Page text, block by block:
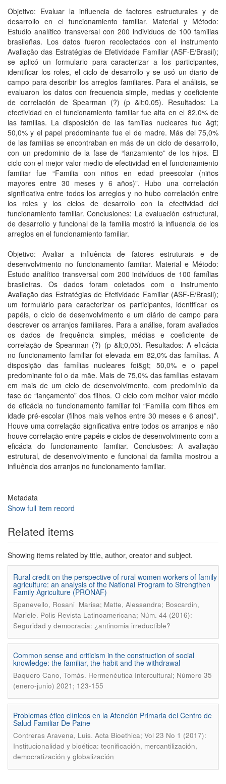
Objetivo: Evaluar la influencia de factores estructurales y de
desarrollo en el funcionamiento familiar. Material y Método:
Estudio analítico transversal con 200 individuos de 100 familias
brasileñas. Los datos fueron recolectados con el instrumento
Avaliação das Estratégias de Efetividade Familiar (ASF-E/Brasil);
se aplicó un formulario para caracterizar a los participantes,
identificar los roles, el ciclo de desarrollo y se usó un diario de
campo para describir los arreglos familiares. Para el análisis, se
evaluaron los datos con frecuencia simple, medias y coeficiente
de correlación de Spearman (?) (p &lt;0,05). Resultados: La
efectividad en el funcionamiento familiar fue alta en el 82,0% de
las familias. La disposición de las familias nucleares fue &gt;
50,0% y el papel predominante fue el de madre. Más del 75,0%
de las familias se encontraban en más de un ciclo de desarrollo,
con un predominio de la fase de “lanzamiento” de los hijos. El
ciclo con el mejor valor medio de efectividad en el funcionamiento
familiar fue “Familia con niños en edad preescolar (niños
mayores entre 30 meses y 6 años)”. Hubo una correlación
significativa entre todos los arreglos y no hubo correlación entre
los roles y los ciclos de desarrollo con la efectividad del
funcionamiento familiar. Conclusiones: La evaluación estructural,
de desarrollo y funcional de la familia mostró la influencia de los
arreglos en el funcionamiento familiar.
Objetivo: Avaliar a influência de fatores estruturais e de
desenvolvimento no funcionamento familiar. Material e Método:
Estudo analítico transversal com 200 indivíduos de 100 famílias
brasileiras. Os dados foram coletados com o instrumento
Avaliação das Estratégias de Efetividade Familiar (ASF-E/Brasil);
um formulário para caracterizar os participantes, identificar os
papéis, o ciclo de desenvolvimento e um diário de campo para
descrever os arranjos familiares. Para a análise, foram avaliados
os dados de frequência simples, médias e coeficiente de
correlação de Spearman (?) (p &lt;0,05). Resultados: A eficácia
no funcionamento familiar foi elevada em 82,0% das famílias. A
disposição das famílias nucleares foi&gt; 50,0% e o papel
predominante foi o da mãe. Mais de 75,0% das famílias estavam
em mais de um ciclo de desenvolvimento, com predomínio da
fase de “lançamento” dos filhos. O ciclo com melhor valor médio
de eficácia no funcionamento familiar foi “Família com filhos em
idade pré-escolar (filhos mais velhos entre 30 meses e 6 anos)”.
Houve uma correlação significativa entre todos os arranjos e não
houve correlação entre papéis e ciclos de desenvolvimento com a
eficácia do funcionamento familiar. Conclusões: A avaliação
estrutural, de desenvolvimento e funcional da família mostrou a
influência dos arranjos no funcionamento familiar.
Metadata
Show full item record
Related items
Showing items related by title, author, creator and subject.
Rural credit on the perspective of rural women workers of family
agriculture: an analysis of the National Program to Strengthen
Family Agriculture (PRONAF)
Spanevello, Rosani Marisa; Matte, Alessandra; Boscardin,
Mariele. Polis Revista Latinoamericana; Núm. 44 (2016):
Seguridad y democracia: ¿antinomia irreductible?
Common sense and criticism in the construction of social
knowledge: the familiar, the habit and the withdrawal
Baquero Cano, Tomás. Hermenéutica Intercultural; Número 35
(enero-junio) 2021; 123-155
Problemas ético clínicos en la Atención Primaria del Centro de
Salud Familiar De Paine
Contreras Aravena, Luis. Acta Bioethica; Vol 23 No 1 (2017):
Institucionalidad y bioética: tecnificación, mercantilización,
democratización y globalización